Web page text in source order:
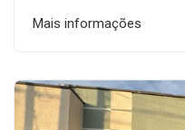
Mais informações